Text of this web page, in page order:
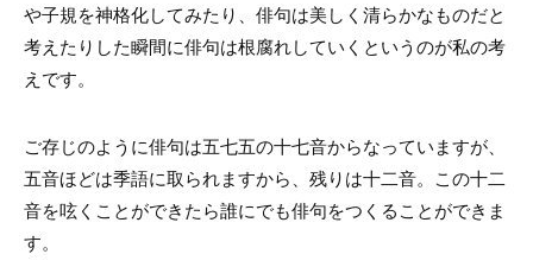
や子規を神格化してみたり、俳句は美しく清らかなものだと
考えたりした瞬間に俳句は根腐れしていくというのが私の考
えです。
ご存じのように俳句は五七五の十七音からなっていますが、
五音ほどは季語に取られますから、残りは十二音。この十二
音を呟くことができたら誰にでも俳句をつくることができま
す。